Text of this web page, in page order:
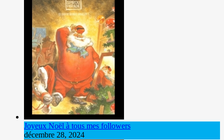
Joyeux Noël à tous mes followers
décembre 28, 2024